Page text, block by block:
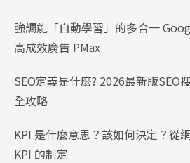
強調能「自動學習」的多合一
高成效廣告 PMax
SEO定義是什麼? 2026最新版SEO
全攻略
KPI 是什麼意思？該如何決定？從
KPI 的制定